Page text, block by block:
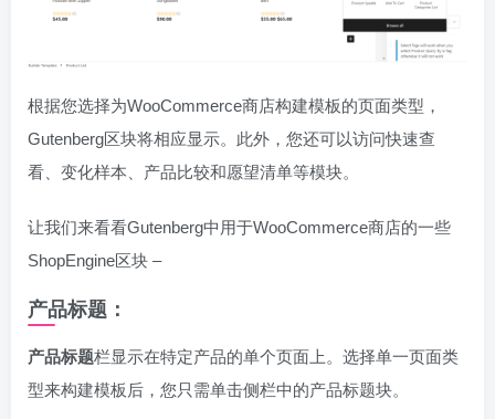
根据您选择为WooCommerce商店构建模板的页面类型，
Gutenberg区块将相应显示。此外，您还可以访问快速查
看、变化样本、产品比较和愿望清单等模块。
让我们来看看Gutenberg中用于WooCommerce商店的一些
ShopEngine区块 –
产品标题：
产品标题栏显示在特定产品的单个页面上。选择单一页面类
型来构建模板后，您只需单击侧栏中的产品标题块。